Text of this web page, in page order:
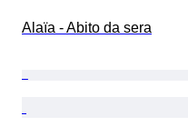
Alaïa - Abito da sera